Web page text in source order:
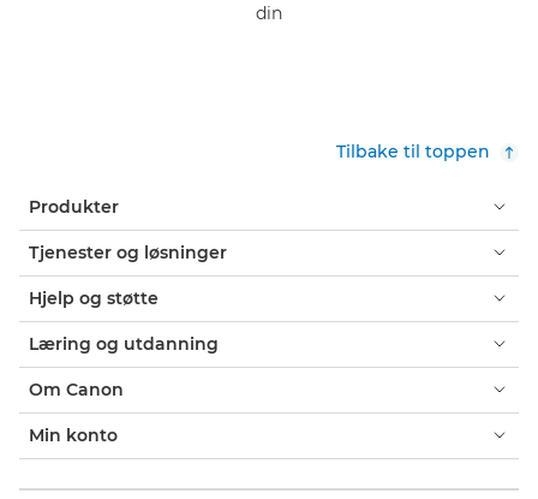
din
Tilbake til toppen
Produkter
Tjenester og løsninger
Hjelp og støtte
Læring og utdanning
Om Canon
Min konto